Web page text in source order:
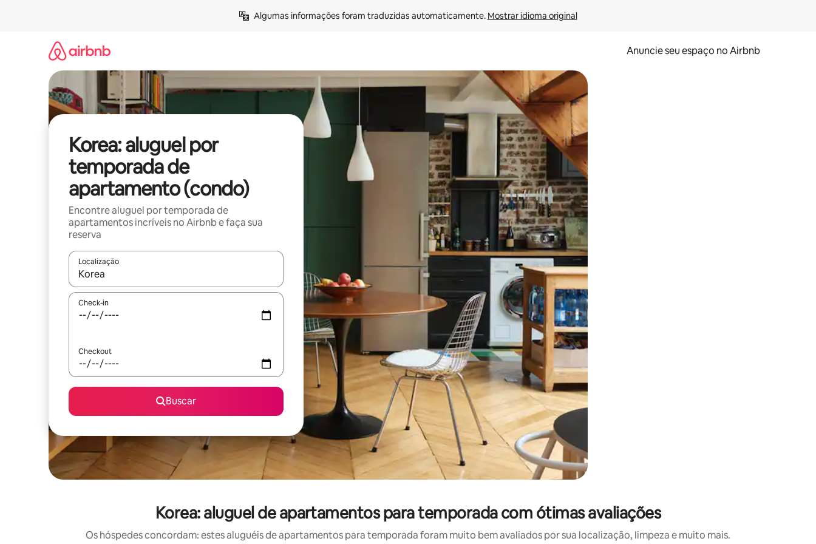
Algumas informações foram traduzidas automaticamente. Mostrar idioma original
Anuncie seu espaço no Airbnb
Korea: aluguel por
temporada de
apartamento (condo)
Encontre aluguel por temporada de
apartamentos incríveis no Airbnb e faça sua
reserva
Localização
Quando os resultados estiverem disponíveis, explore-os usando as seta para cima e para baixo do teclado ou tocando e deslizando o dedo na tela.
Check-in
Checkout
Buscar
Korea: aluguel de apartamentos para temporada com ótimas avaliações
Os hóspedes concordam: estes aluguéis de apartamentos para temporada foram muito bem avaliados por sua localização, limpeza e muito mais.